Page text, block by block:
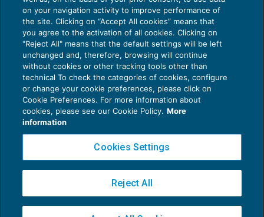
Privacy Policy
Cookie Policy
Copyright 2016 ©Gruppo Euroconference S.p.A.v2.32.2
Piazza Luigi Einaudi, 10N01 - 20124 Milano - info@ecnews.it
on your navigation activity to improve performance of
the site. Clicking on “Accept All cookies” means that
you agree to the activation of all cookies. Clicking on
"Reject All" means that the default settings will be left
unchanged and, therefore, browsing will continue
without cookies or other tracking tools other than
technical To check the categories of cookies, configure
or change your cookie preferences, please click on
Cookie Preferences. For more information about
cookies, please see our Cookie Policy. More
information
Cookies Settings
Reject All